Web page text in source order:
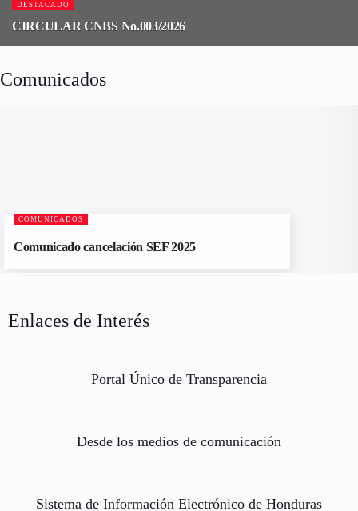
DESTACADO
CIRCULAR CNBS No.003/2026
Comunicados
COMUNICADOS
Comunicado cancelación SEF 2025
Enlaces de Interés
Portal Único de Transparencia
Desde los medios de comunicación
Sistema de Información Electrónico de Honduras